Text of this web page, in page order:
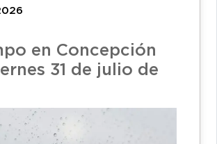
en Concepción
31 de julio de